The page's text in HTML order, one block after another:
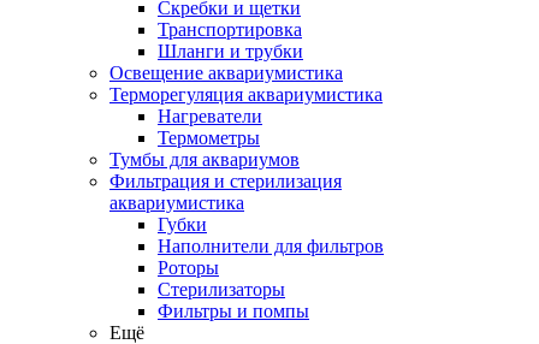
Скребки и щетки
Транспортировка
Шланги и трубки
Освещение аквариумистика
Терморегуляция аквариумистика
Нагреватели
Термометры
Тумбы для аквариумов
Фильтрация и стерилизация
аквариумистика
Губки
Наполнители для фильтров
Роторы
Стерилизаторы
Фильтры и помпы
Ещё